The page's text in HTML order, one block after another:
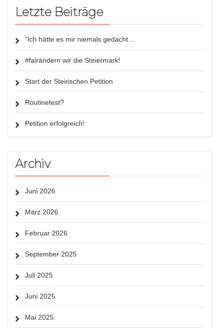
Letzte Beiträge
“Ich hätte es mir niemals gedacht…
#fairändern wir die Steiermark!
Start der Steirischen Petition
Routinetest?
Petition erfolgreich!
Archiv
Juni 2026
März 2026
Februar 2026
September 2025
Juli 2025
Juni 2025
Mai 2025